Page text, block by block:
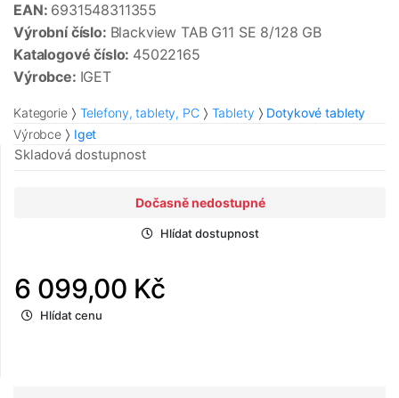
EAN: 6931548311355
Výrobní číslo: Blackview TAB G11 SE 8/128 GB
Katalogové číslo: 45022165
Výrobce: IGET
Kategorie Telefony, tablety, PC Tablety
Dotykové tablety
Výrobce
Iget
Skladová dostupnost
Dočasně nedostupné
Hlídat dostupnost
6 099,00 Kč
Hlídat cenu